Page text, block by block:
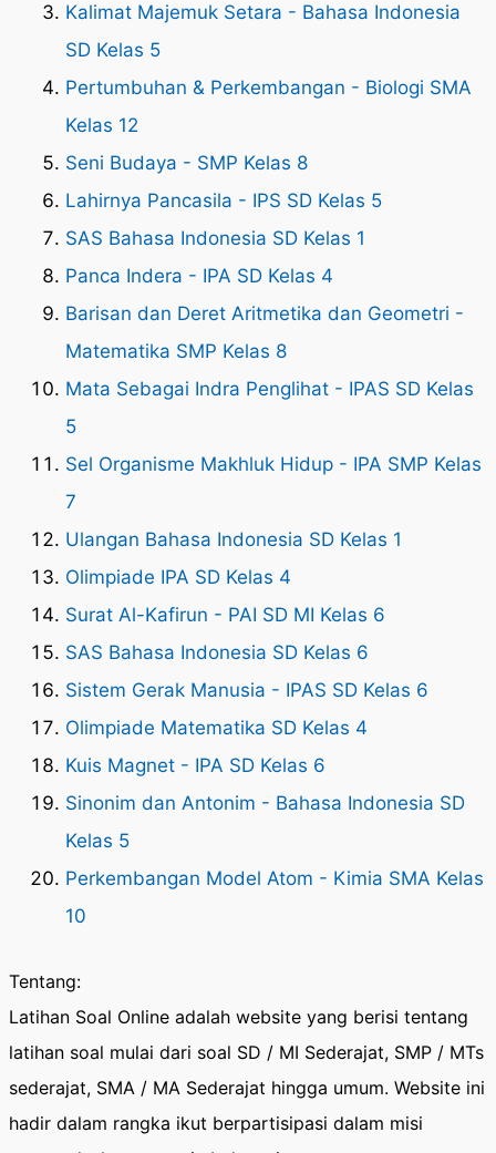
Kalimat Majemuk Setara - Bahasa Indonesia
SD Kelas 5
Pertumbuhan & Perkembangan - Biologi SMA
Kelas 12
Seni Budaya - SMP Kelas 8
Lahirnya Pancasila - IPS SD Kelas 5
SAS Bahasa Indonesia SD Kelas 1
Panca Indera - IPA SD Kelas 4
Barisan dan Deret Aritmetika dan Geometri -
Matematika SMP Kelas 8
Mata Sebagai Indra Penglihat - IPAS SD Kelas
5
Sel Organisme Makhluk Hidup - IPA SMP Kelas
7
Ulangan Bahasa Indonesia SD Kelas 1
Olimpiade IPA SD Kelas 4
Surat Al-Kafirun - PAI SD MI Kelas 6
SAS Bahasa Indonesia SD Kelas 6
Sistem Gerak Manusia - IPAS SD Kelas 6
Olimpiade Matematika SD Kelas 4
Kuis Magnet - IPA SD Kelas 6
Sinonim dan Antonim - Bahasa Indonesia SD
Kelas 5
Perkembangan Model Atom - Kimia SMA Kelas
10
Tentang:
Latihan Soal Online adalah website yang berisi tentang
latihan soal mulai dari soal SD / MI Sederajat, SMP / MTs
sederajat, SMA / MA Sederajat hingga umum. Website ini
hadir dalam rangka ikut berpartisipasi dalam misi